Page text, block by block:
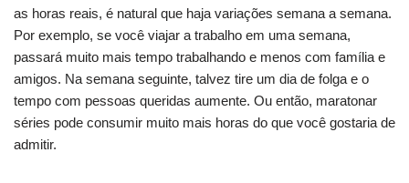
as horas reais, é natural que haja variações semana a semana.
Por exemplo, se você viajar a trabalho em uma semana,
passará muito mais tempo trabalhando e menos com família e
amigos. Na semana seguinte, talvez tire um dia de folga e o
tempo com pessoas queridas aumente. Ou então, maratonar
séries pode consumir muito mais horas do que você gostaria de
admitir.